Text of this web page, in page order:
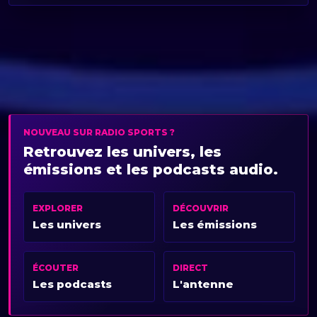
NOUVEAU SUR RADIO SPORTS ?
Retrouvez les univers, les
émissions et les podcasts audio.
EXPLORER
Les univers
DÉCOUVRIR
Les émissions
ÉCOUTER
Les podcasts
DIRECT
L'antenne